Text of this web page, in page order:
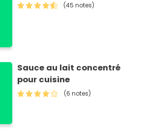
(45 notes)
Sauce au lait concentré
pour cuisine
(6 notes)